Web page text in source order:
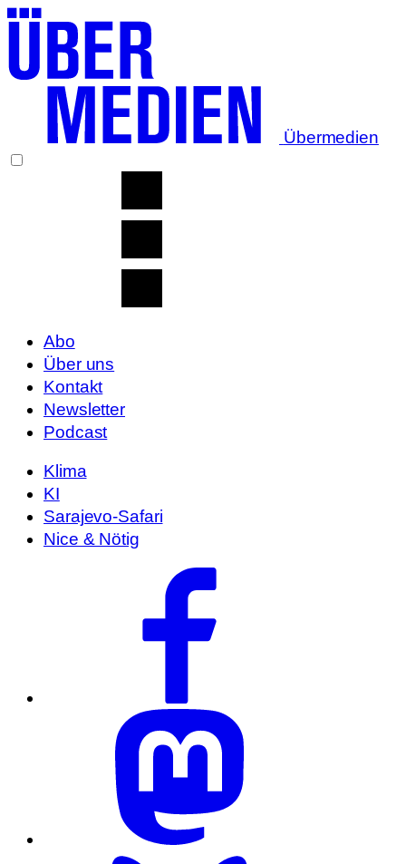
Übermedien
Abo
Über uns
Kontakt
Newsletter
Podcast
Klima
KI
Sarajevo-Safari
Nice & Nötig